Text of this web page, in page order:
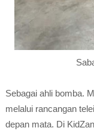
Sebagai ahli bomba.
melalui rancangan
depan mata. Di